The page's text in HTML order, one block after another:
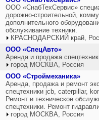
ООО «СнабТехСервис»
дорожно-строительной,
дополнительного
обслуживание техники.
КРАСНОДАРСКИЙ край,
ООО «СпецАвто»
Аренда и продажа
город МОСКВА, Россия
ООО «Строймеханика»
Аренда, продажа и ремонт
спецтехники jcb, caterpillar,
Ремонт и техническое
спецтехники. Ремонт
город МОСКВА, Россия